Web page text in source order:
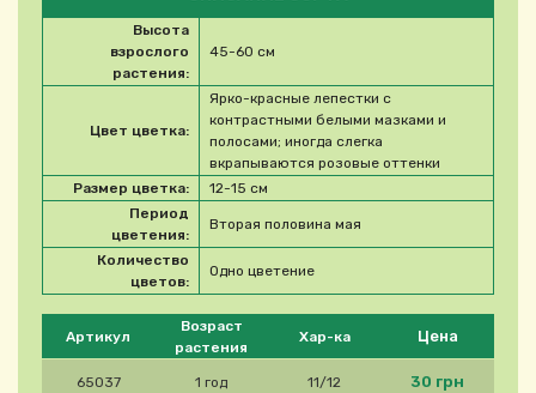
Please select product
Артикул
Возраст
растения
Хар-ка Цена
65037 1 год 11/12 30 грн
Высота
взрослого
растения:
45-60 см
Цвет цветка:
Ярко-красные лепестки с
контрастными белыми мазками и
полосами; иногда слегка
вкрапываются розовые оттенки
Размер цветка:
12-15 см
Период
цветения:
Вторая половина мая
Количество
цветов:
Одно цветение